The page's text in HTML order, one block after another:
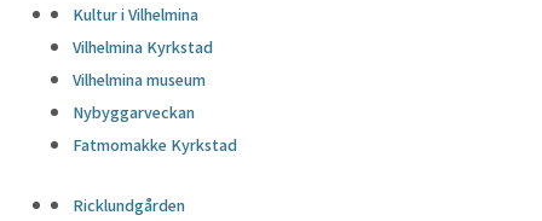
Kultur i Vilhelmina
Vilhelmina Kyrkstad
Vilhelmina museum
Nybyggarveckan
Fatmomakke Kyrkstad
Ricklundgården